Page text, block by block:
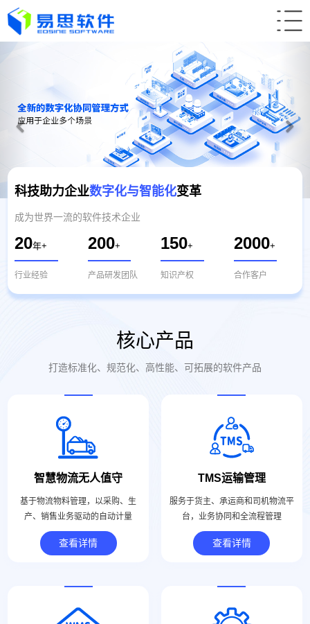
科技助力企业数字化与智能化变革
成为世界一流的软件技术企业
20年+
行业经验
200+
产品研发团队
150+
知识产权
2000+
合作客户
核心产品
打造标准化、规范化、高性能、可拓展的软件产品
智慧物流无人值守
基于物流物料管理，以采购、生
产、销售业务驱动的自动计量
查看详情
TMS运输管理
服务于货主、承运商和司机物流平
台，业务协同和全流程管理
查看详情